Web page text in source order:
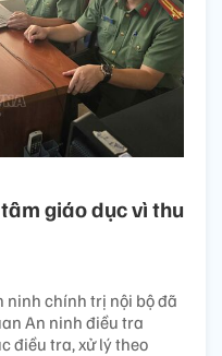
giáo dục vì thu
ninh chính trị nội bộ đã
An ninh điều tra
điều tra, xử lý theo